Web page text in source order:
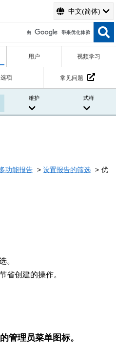
中文(简体)
用户 视频学习
选项 常见问题
维护 式样
功能报告 设置报告的筛选
优
。
省创建的操作。
管理员菜单图标。